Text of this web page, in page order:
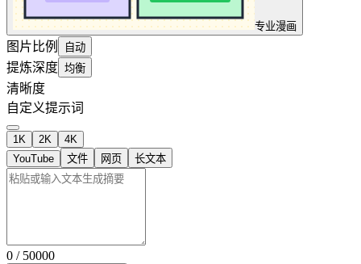
专业漫画
图片比例 自动
提炼深度 均衡
清晰度
自定义提示词
1K 2K
4K
YouTube
文件 网页 长文本
0 / 50000